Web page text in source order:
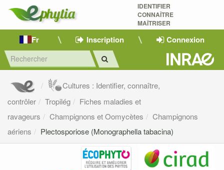
IDENTIFIER
CONNAÎTRE
MAÎTRISER
Fr Inscription Connexion
Cultures : Identifier, connaître,
contrôler
Tropilég
Fiches maladies et
ravageurs
Champignons et Oomycètes
Champignons
aériens
Plectosporiose (Monographella tabacina)